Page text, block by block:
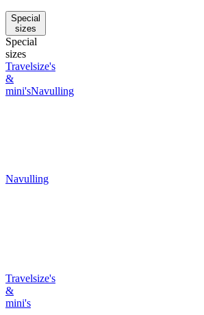
Special
sizes
Special
sizes
Travelsize's
&
mini'sNavulling
Navulling
Travelsize's
&
mini's